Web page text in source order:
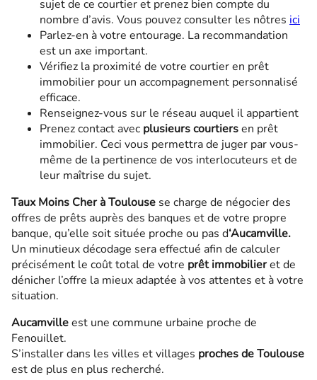
sujet de ce courtier et prenez bien compte du
nombre d’avis. Vous pouvez consulter les nôtres ici
Parlez-en à votre entourage. La recommandation
est un axe important.
Vérifiez la proximité de votre courtier en prêt
immobilier pour un accompagnement personnalisé
efficace.
Renseignez-vous sur le réseau auquel il appartient
Prenez contact avec plusieurs courtiersen prêt
immobilier. Ceci vous permettra de juger par vous-
même de la pertinence de vos interlocuteurs et de
leur maîtrise du sujet.
Taux Moins Cher à Toulouse se charge de négocier des
offres de prêts auprès des banques et de votre propre
banque, qu’elle soit située proche ou pas d‘Aucamville.
Un minutieux décodage sera effectué afin de calculer
précisément le coût total de votre prêt immobilieret de
dénicher l’offre la mieux adaptée à vos attentes et à votre
situation.
Aucamvilleest une commune urbaine proche de
Fenouillet.
S’installer dans les villes et villages proches de Toulouse
est de plus en plus recherché.